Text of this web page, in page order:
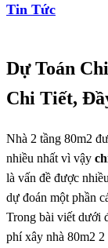
Tin Tức
Dự Toán
Chi Tiết,
Nhà 2 tầng 80m2
nhiều nhất vì vậy
là vấn đề được
dự đoán một phần
Trong bài viết dưới
phí xây nhà 80m2 2